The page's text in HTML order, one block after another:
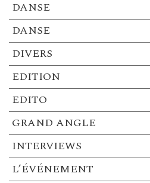
DANSE
DANSE
DIVERS
EDITION
EDITO
GRAND ANGLE
INTERVIEWS
L’ÉVÉNEMENT